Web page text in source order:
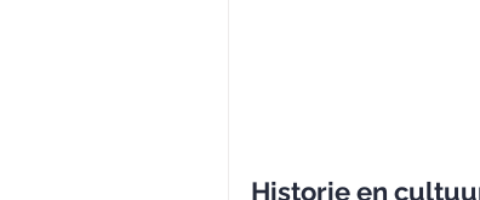
Historie en